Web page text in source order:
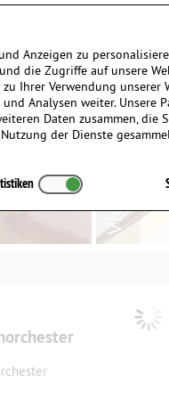
Anzeigen zu
die Zugriffe auf unsere
Ihrer Verwendung unserer
Analysen weiter. Unsere
Daten zusammen, die
der Dienste